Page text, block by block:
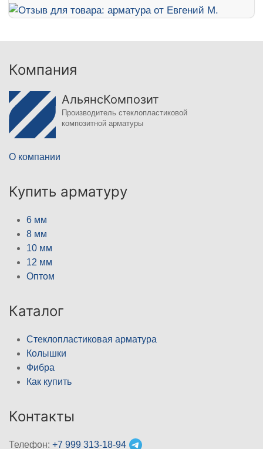
Компания
АльянсКомпозит
Производитель стеклопластиковой
композитной арматуры
О компании
Купить арматуру
6 мм
8 мм
10 мм
12 мм
Оптом
Каталог
Стеклопластиковая арматура
Колышки
Фибра
Как купить
Контакты
Телефон: +7 999 313-18-94